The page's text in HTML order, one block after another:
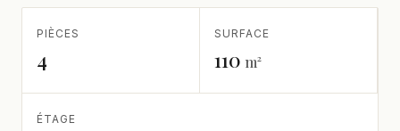
PIÈCES
4
SURFACE
110 m²
ÉTAGE